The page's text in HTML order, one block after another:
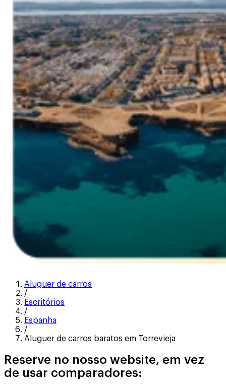
Aluguer de carros
/
Escritórios
/
Espanha
/
Aluguer de carros baratos em Torrevieja
Reserve no nosso website, em vez
de usar comparadores: